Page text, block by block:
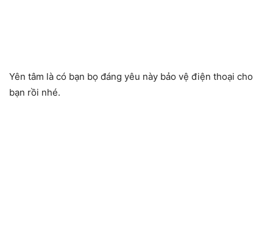
Yên tâm là có bạn bọ đáng yêu này bảo vệ điện thoại cho
bạn rồi nhé.